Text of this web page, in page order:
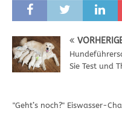
Sie Test und
"Geht’s noch?" Eiswasser-